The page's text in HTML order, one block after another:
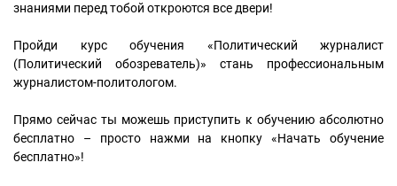
знаниями перед тобой откроются все двери!
Пройди курс обучения «Политический журналист
(Политический обозреватель)» стань профессиональным
журналистом-политологом.
Прямо сейчас ты можешь приступить к обучению абсолютно
бесплатно – просто нажми на кнопку «Начать обучение
бесплатно»!